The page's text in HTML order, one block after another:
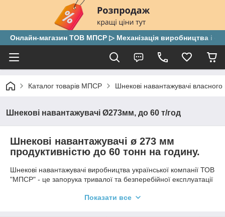
Онлайн-магазин ТОВ МПСР ▷ Механізація виробництва і
Каталог товарів МПСР Шнекові навантажувачі
Шнекові навантажувачі Ø273мм, до 60 т/год
Шнекові навантажувачі ø 273 мм
продуктивністю до 60 тонн на годину.
Шнекові навантажувачі виробництва української компанії ТОВ
"МПСР" - це запорука тривалої та безперебійної експлуатації
Також, серед наших переваг короткі терміни виготовлення та
Показати все